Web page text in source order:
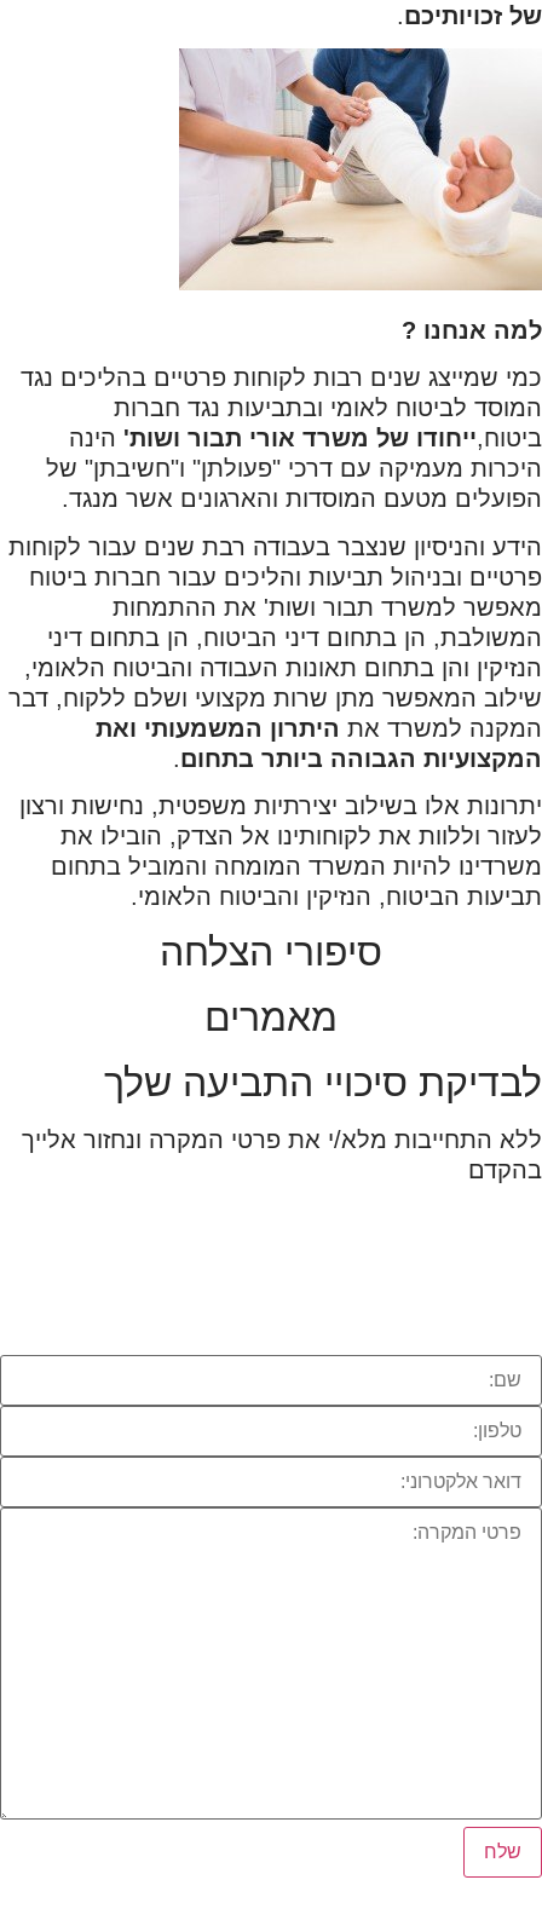
של זכויותיכם.
למה אנחנו ?
כמי שמייצג שנים רבות לקוחות פרטיים בהליכים נגד
המוסד לביטוח לאומי ובתביעות נגד חברות
ביטוח,ייחודו של משרד אורי תבור ושות' הינה
היכרות מעמיקה עם דרכי "פעולתן" ו"חשיבתן" של
הפועלים מטעם המוסדות והארגונים אשר מנגד.
הידע והניסיון שנצבר בעבודה רבת שנים עבור לקוחות
פרטיים ובניהול תביעות והליכים עבור חברות ביטוח
מאפשר למשרד תבור ושות' את ההתמחות
המשולבת, הן בתחום דיני הביטוח, הן בתחום דיני
הנזיקין והן בתחום תאונות העבודה והביטוח הלאומי,
שילוב המאפשר מתן שרות מקצועי ושלם ללקוח, דבר
המקנה למשרד את היתרון המשמעותי ואת
המקצועיות הגבוהה ביותר בתחום.
יתרונות אלו בשילוב יצירתיות משפטית, נחישות ורצון
לעזור וללוות את לקוחותינו אל הצדק, הובילו את
משרדינו להיות המשרד המומחה והמוביל בתחום
תביעות הביטוח, הנזיקין והביטוח הלאומי.
סיפורי הצלחה
מאמרים
לבדיקת סיכויי התביעה שלך
ללא התחייבות מלא/י את פרטי המקרה ונחזור אלייך
בהקדם